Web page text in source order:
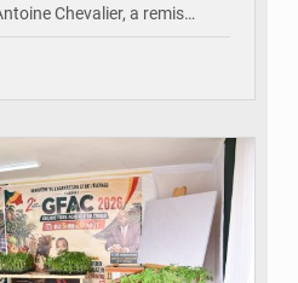
Chevalier, a remis…